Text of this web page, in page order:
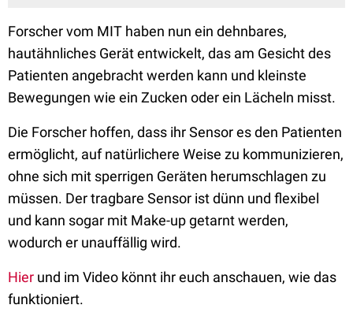
Forscher vom MIT haben nun ein dehnbares,
hautähnliches Gerät entwickelt, das am Gesicht des
Patienten angebracht werden kann und kleinste
Bewegungen wie ein Zucken oder ein Lächeln misst.
Die Forscher hoffen, dass ihr Sensor es den Patienten
ermöglicht, auf natürlichere Weise zu kommunizieren,
ohne sich mit sperrigen Geräten herumschlagen zu
müssen. Der tragbare Sensor ist dünn und flexibel
und kann sogar mit Make-up getarnt werden,
wodurch er unauffällig wird.
Hier und im Video könnt ihr euch anschauen, wie das
funktioniert.